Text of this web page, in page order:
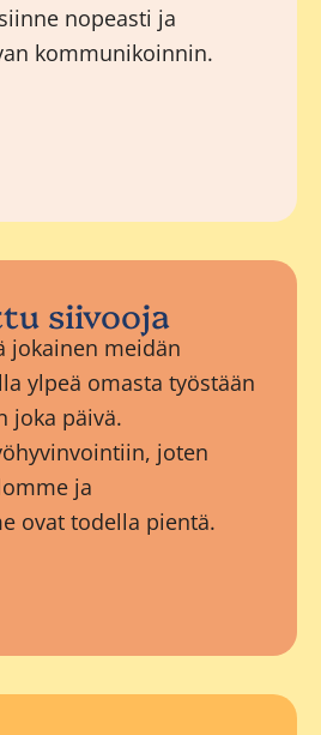
nopeasti ja
kommunikoinnin.
siivooja
jokainen meidän
ylpeä omasta työstään
joka päivä.
joten
ja
ovat todella pientä.